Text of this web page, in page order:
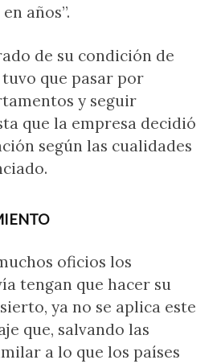
años”.
de su condición de
que pasar por
y seguir
que la empresa decidió
según las cualidades
oficios los
tengan que hacer su
ya no se aplica este
que, salvando las
a lo que los países